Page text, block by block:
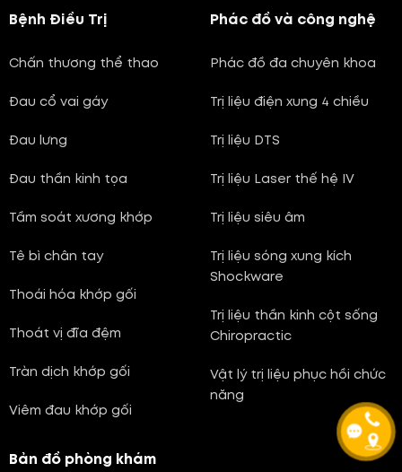
Bệnh Điều Trị
Chấn thương thể thao
Đau cổ vai gáy
Đau lưng
Đau thần kinh tọa
Tầm soát xương khớp
Tê bì chân tay
Thoái hóa khớp gối
Thoát vị đĩa đệm
Tràn dịch khớp gối
Viêm đau khớp gối
Phác đồ và công nghệ
Phác đồ đa chuyên khoa
Trị liệu điện xung 4 chiều
Trị liệu DTS
Trị liệu Laser thế hệ IV
Trị liệu siêu âm
Trị liệu sóng xung kích
Shockware
Trị liệu thần kinh cột sống
Chiropractic
Vật lý trị liệu phục hồi chức
năng
Bản đồ phòng khám